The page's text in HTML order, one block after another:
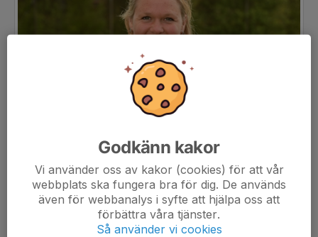
Godkänn kakor
Vi använder oss av kakor (cookies) för att vår
webbplats ska fungera bra för dig. De används
även för webbanalys i syfte att hjälpa oss att
förbättra våra tjänster.
Så använder vi cookies